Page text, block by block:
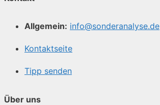
Allgemein: info@sonderanalyse.de
Kontaktseite
Tipp senden
Über uns